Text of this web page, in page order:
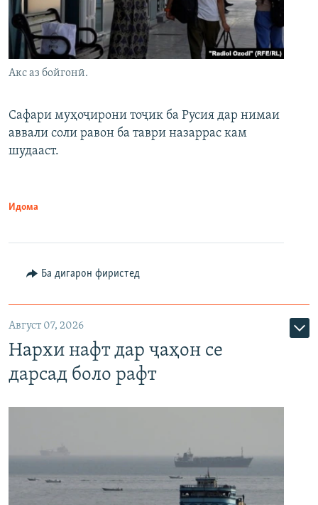
Акс аз бойгонӣ.
Сафари муҳоҷирони тоҷик ба Русия дар нимаи
аввали соли равон ба таври назаррас кам
шудааст.
Идома
Ба дигарон фиристед
Август 07, 2026
Нархи нафт дар ҷаҳон се
дарсад боло рафт